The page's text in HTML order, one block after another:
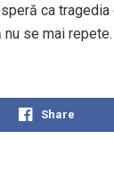
ca
nu se mai repete.
Share